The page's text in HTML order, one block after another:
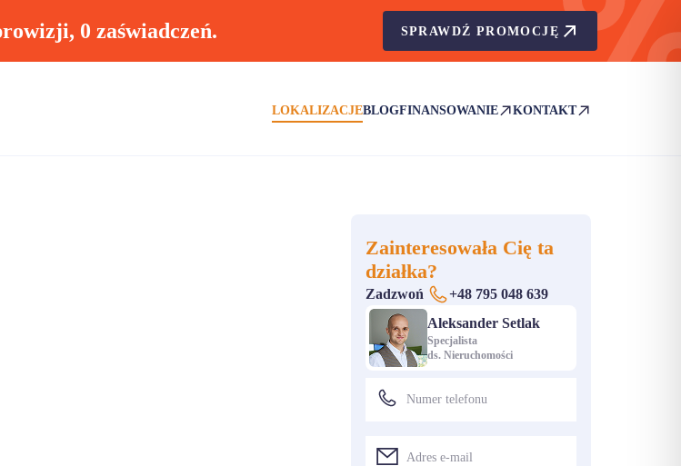
0 zaświadczeń. SPRAWDŹ PROMOCJĘ
LOKALIZACJEBLOGFINANSOWANIE
(OTWIERA SIĘ W NOWEJ KARCIE)
KONTAKT
(OTWIERA SIĘ W NOWEJ
Zainteresowała Cię ta
działka?
Zadzwoń
+48 795 048 639
Aleksander Setlak
Specjalista
ds. Nieruchomości